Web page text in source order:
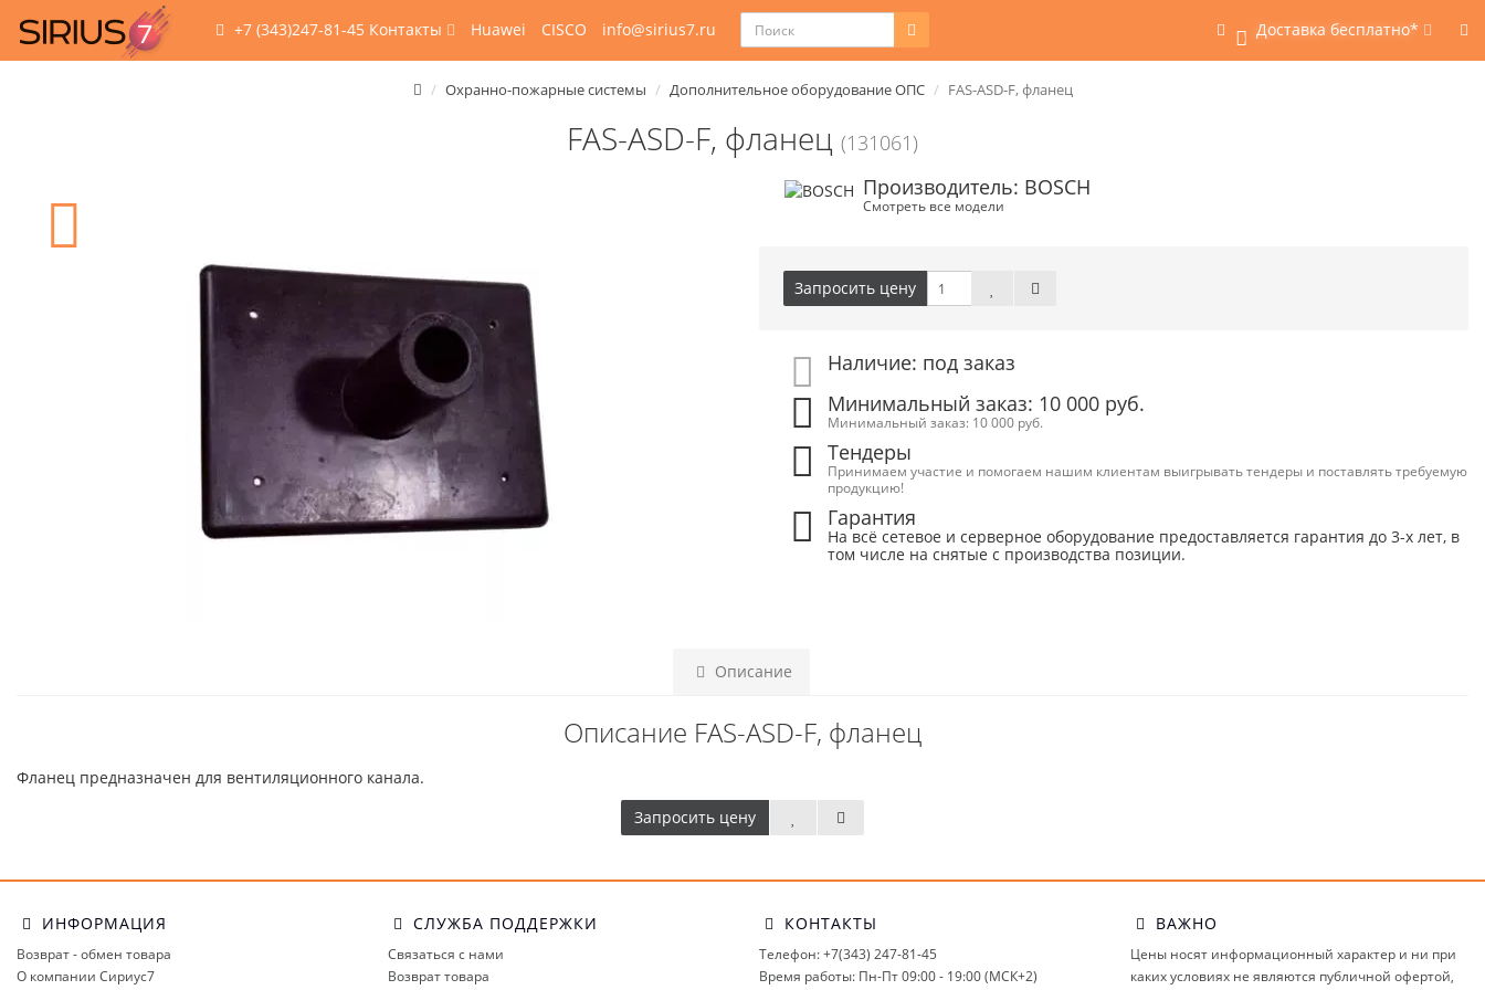
+7 (343)247-81-45 Контакты Huawei CISCO info@sirius7.ru 0 Доставка бесплатно*
Охранно-пожарные системы Дополнительное оборудование ОПС FAS-ASD-F, фланец
FAS-ASD-F, фланец (131061)
Производитель: BOSCH
Смотреть все модели
Запросить цену
Наличие: под заказ
Минимальный заказ: 10 000 руб.
Минимальный заказ: 10 000 руб.
Тендеры
Принимаем участие и помогаем нашим клиентам выигрывать тендеры и поставлять требуемую
продукцию!
Гарантия
На всё сетевое и серверное оборудование предоставляется гарантия до 3-х лет, в
том числе на снятые с производства позиции.
Описание
Описание FAS-ASD-F, фланец
Фланец предназначен для вентиляционного канала.
Запросить цену
ИНФОРМАЦИЯ
Возврат - обмен товара
О компании Сириус7
СЛУЖБА ПОДДЕРЖКИ
Связаться с нами
Возврат товара
КОНТАКТЫ
Телефон: +7(343) 247-81-45
Время работы: Пн-Пт 09:00 - 19:00 (МСК+2)
ВАЖНО
Цены носят информационный характер и ни при
каких условиях не являются публичной офертой,